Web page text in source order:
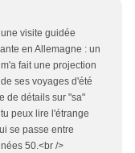
visite guidée
en Allemagne : un
fait une projection
ses voyages d'été
de détails sur "sa"
peux lire l'étrange
se passe entre
50.<br />